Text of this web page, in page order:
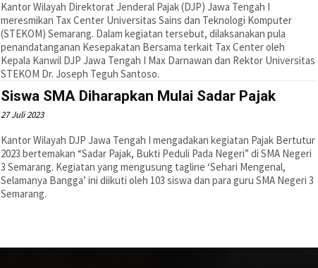
Kantor Wilayah Direktorat Jenderal Pajak (DJP) Jawa Tengah I
meresmikan Tax Center Universitas Sains dan Teknologi Komputer
(STEKOM) Semarang. Dalam kegiatan tersebut, dilaksanakan pula
penandatanganan Kesepakatan Bersama terkait Tax Center oleh
Kepala Kanwil DJP Jawa Tengah I Max Darnawan dan Rektor Universitas
STEKOM Dr. Joseph Teguh Santoso.
Siswa SMA Diharapkan Mulai Sadar Pajak
27 Juli 2023
Kantor Wilayah DJP Jawa Tengah I mengadakan kegiatan Pajak Bertutur
2023 bertemakan “Sadar Pajak, Bukti Peduli Pada Negeri” di SMA Negeri
3 Semarang. Kegiatan yang mengusung tagline ‘Sehari Mengenal,
Selamanya Bangga’ ini diikuti oleh 103 siswa dan para guru SMA Negeri 3
Semarang.